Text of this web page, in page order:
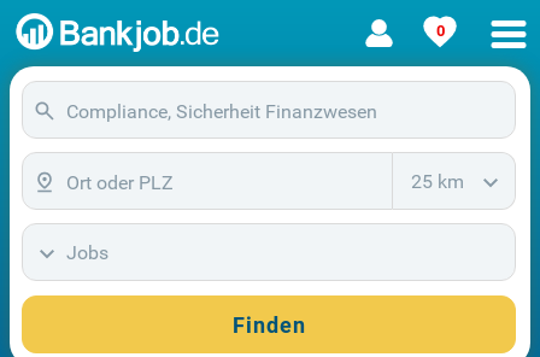
0
25 km
Jobs
Finden